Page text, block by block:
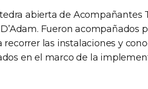
abierta de Acompañantes
Fueron acompañados
las instalaciones y
en el marco de la